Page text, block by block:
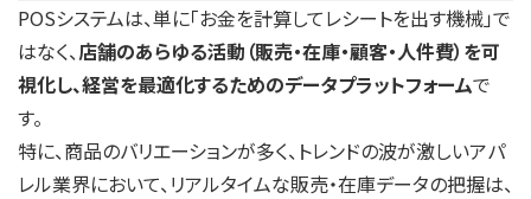
POSシステムは、単に「お金を計算してレシートを出す機械」で
はなく、店舗のあらゆる活動（販売・在庫・顧客・人件費）を可
視化し、経営を最適化するためのデータプラットフォームで
す。
特に、商品のバリエーションが多く、トレンドの波が激しいアパ
レル業界において、リアルタイムな販売・在庫データの把握は、